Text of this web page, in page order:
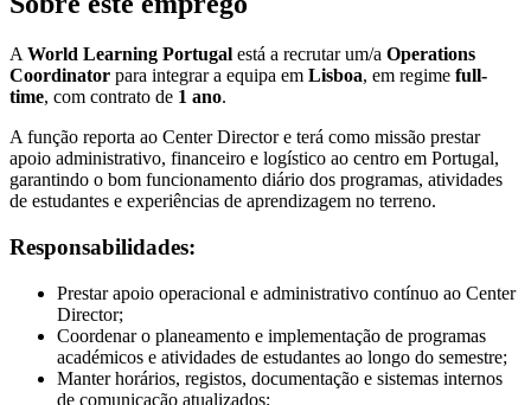
A World Learning Portugal está a recrutar um/a Operations
Coordinator para integrar a equipa em Lisboa, em regime full-
time, com contrato de 1 ano.
A função reporta ao Center Director e terá como missão prestar
apoio administrativo, financeiro e logístico ao centro em Portugal,
garantindo o bom funcionamento diário dos programas, atividades
de estudantes e experiências de aprendizagem no terreno.
Responsabilidades:
Prestar apoio operacional e administrativo contínuo ao Center
Director;
Coordenar o planeamento e implementação de programas
académicos e atividades de estudantes ao longo do semestre;
Manter horários, registos, documentação e sistemas internos
de comunicação atualizados;